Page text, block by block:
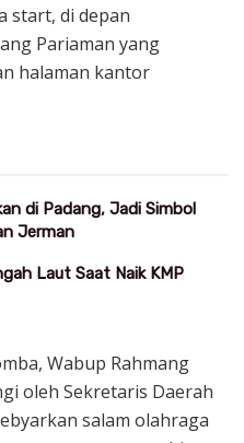
start, di depan
Pariaman yang
halaman kantor
di Padang, Jadi Simbol
Jerman
Laut Saat Naik KMP
Wabup Rahmang
oleh Sekretaris Daerah
salam olahraga